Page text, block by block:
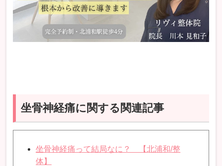
坐骨神経痛に関する関連記事
坐骨神経痛って結局なに？ 【北浦和/整
体】